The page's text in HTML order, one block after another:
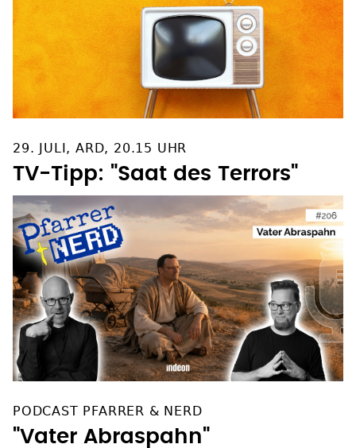
29. JULI, ARD, 20.15 UHR
TV-Tipp: "Saat des Terrors"
PODCAST PFARRER & NERD
"Vater Abraspahn"